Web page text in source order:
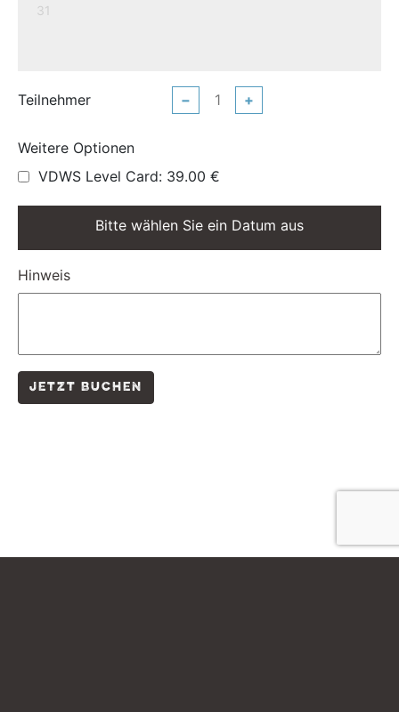
31
Teilnehmer − +
Weitere Optionen
VDWS Level Card: 39.00 €
Bitte wählen Sie ein Datum aus
Hinweis
JETZT BUCHEN